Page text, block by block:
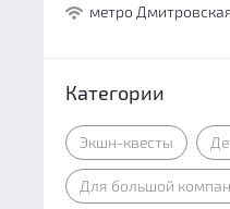
метро
Категории
Экшн-квесты
Для большой